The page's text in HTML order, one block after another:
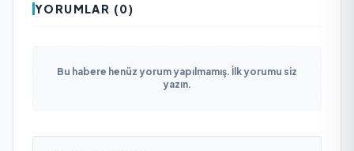
YORUMLAR (0)
Bu habere henüz yorum yapılmamış. İlk yorumu siz
yazın.